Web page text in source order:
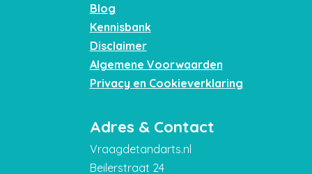
Blog
Kennisbank
Disclaimer
Algemene Voorwaarden
Privacy en Cookieverklaring
Adres & Contact
Vraagdetandarts.nl
Beilerstraat 24